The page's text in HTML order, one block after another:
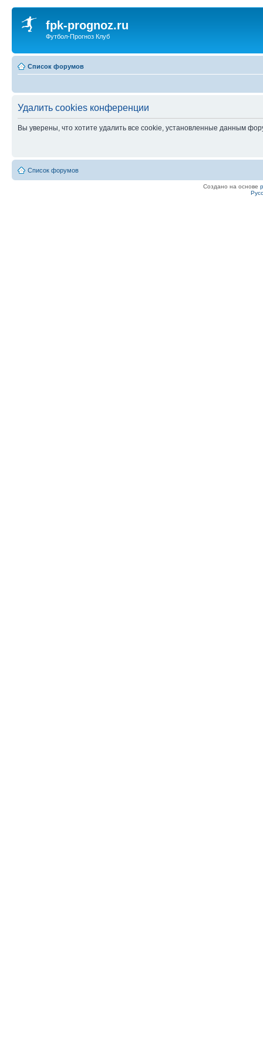
fpk-prognoz.ru
Футбол-Прогноз Клуб
Список форумов
Удалить cookies конференции
Вы уверены, что хотите удалить все cookie, установленные данным
Список форумов
Создано на основе